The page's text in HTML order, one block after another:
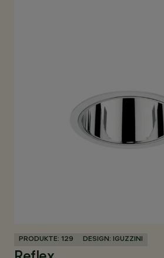
PRODUKTE: 129 DESIGN: IGUZZINI